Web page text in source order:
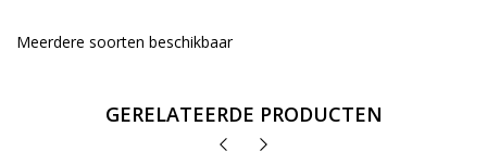
Meerdere soorten beschikbaar
GERELATEERDE PRODUCTEN